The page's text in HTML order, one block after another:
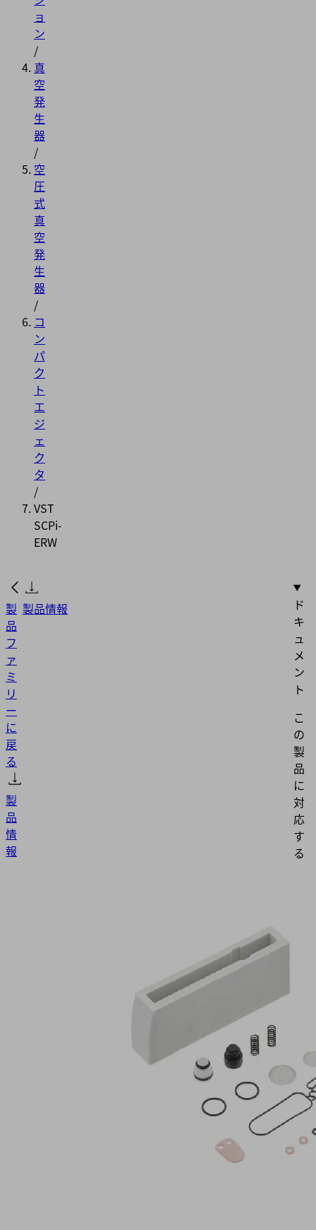
ョ
ン
/
真
空
発
生
器
/
空
圧
式
真
空
発
生
器
/
コ
ン
パ
ク
ト
エ
ジ
ェ
ク
タ
/
VST
SCPi-
ERW
製
品
フ
ァ
ミ
リ
ー
に
戻
る
製
品
情
報
製品情報
ド
キ
ュ
メ
ン
ト
こ
の
製
品
に
対
応
す
る
シ
ョ
ン
に
あ
り
ま